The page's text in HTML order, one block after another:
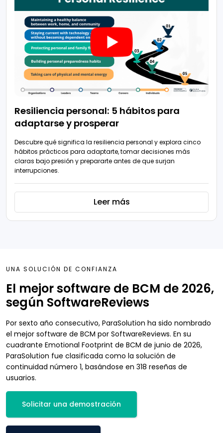
Resiliencia personal: 5 hábitos para
adaptarse y prosperar
Descubre qué significa la resiliencia personal y explora cinco
hábitos prácticos para adaptarte, tomar decisiones más
claras bajo presión y prepararte antes de que surjan
interrupciones.
Leer más
UNA SOLUCIÓN DE CONFIANZA
El mejor software de BCM de 2026,
según SoftwareReviews
Por sexto año consecutivo, ParaSolution ha sido nombrado
el mejor software de BCM por SoftwareReviews. En su
cuadrante Emotional Footprint de BCM de junio de 2026,
ParaSolution fue clasificada como la solución de
continuidad número 1, basándose en 318 reseñas de
usuarios.
Solicitar una demostración